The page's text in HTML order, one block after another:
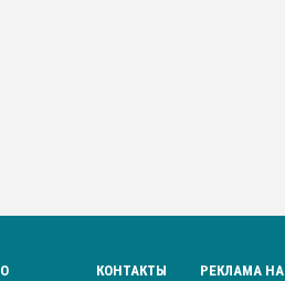
О
КОНТАКТЫ
РЕКЛАМА НА